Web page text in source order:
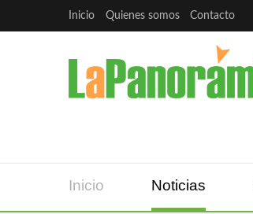
Inicio Quienes somos Contacto
Inicio Noticias